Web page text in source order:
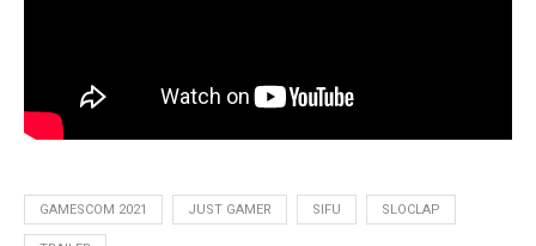
GAMESCOM 2021 JUST GAMER SIFU SLOCLAP